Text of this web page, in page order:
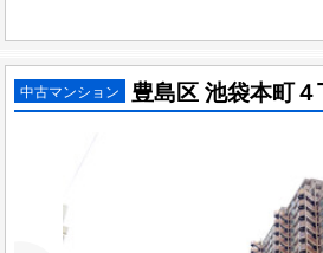
中古マンション 豊島区 池袋本町４